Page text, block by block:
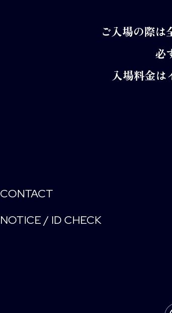
ご入場の際は
必
入場料金は
CONTACT
NOTICE / ID CHECK